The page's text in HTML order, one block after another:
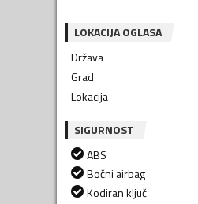
LOKACIJA OGLASA
Država
Grad
Lokacija
SIGURNOST
ABS
Bočni airbag
Kodiran ključ